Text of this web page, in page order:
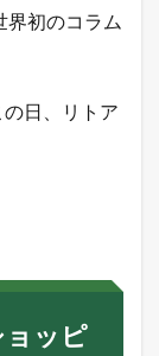
界初のコラム
日、リトア
ョッピ